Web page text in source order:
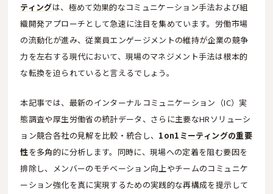
ティングは、極めて効果的なコミュニケーション手法および組
織開発アプローチとして急速に注目を集めています。労働市場
の流動化が進み、従業員エンゲージメントの維持が企業の競争
力を左右する現代において、現場のマネジメント手法は根本的
な転換を迫られていると言えるでしょう。
本記事では、最新のインターナルコミュニケーション（IC）実
態調査や厚生労働省の統計データ、さらに主要なHRソリューシ
ョン競合各社の見解を比較・統合し、 1on1ミーティングの重要
性を多角的に分析します。同時に、現場への定着を阻む要因を
排除し、メンバーのモチベーション向上やチームのコミュニケ
ーション強化を真に実現するための実践的な再構成を提示して